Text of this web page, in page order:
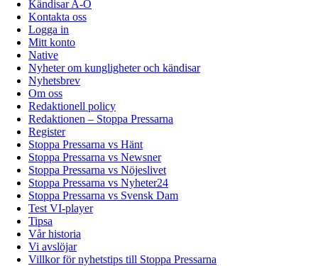
Kändisar A-Ö
Kontakta oss
Logga in
Mitt konto
Native
Nyheter om kungligheter och kändisar
Nyhetsbrev
Om oss
Redaktionell policy
Redaktionen – Stoppa Pressarna
Register
Stoppa Pressarna vs Hänt
Stoppa Pressarna vs Newsner
Stoppa Pressarna vs Nöjeslivet
Stoppa Pressarna vs Nyheter24
Stoppa Pressarna vs Svensk Dam
Test VI-player
Tipsa
Vår historia
Vi avslöjar
Villkor för nyhetstips till Stoppa Pressarna